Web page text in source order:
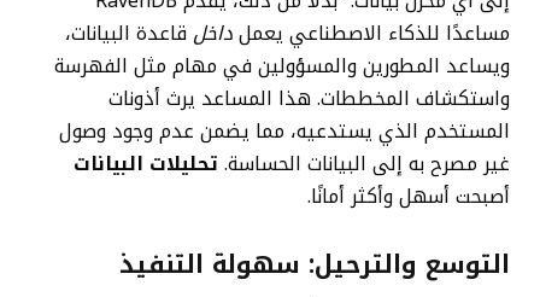
مساعدًا للذكاء الاصطناعي يعملداخل قاعدة البيانات،
ويساعد المطورين والمسؤولين في مهام مثل الفهرسة
واستكشاف المخططات. هذا المساعد يرث أذونات
المستخدم الذي يستدعيه، مما يضمن عدم وجود وصول
غير مصرح به إلى البيانات الحساسة. تحليلات البيانات
أصبحت أسهل وأكثر أمانًا.
التوسع والترحيل: سهولة التنفيذ